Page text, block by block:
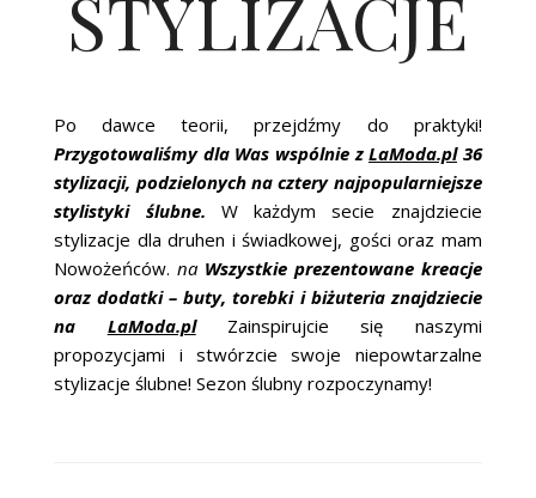
STYLIZACJE
Po dawce teorii, przejdźmy do praktyki!
Przygotowaliśmy dla Was wspólnie zLaModa.pl36
stylizacji, podzielonych na cztery najpopularniejsze
stylistyki ślubne. W każdym secie znajdziecie
stylizacje dla druhen i świadkowej, gości oraz mam
Nowożeńców.na Wszystkie prezentowane kreacje
oraz dodatki – buty, torebki i biżuteria znajdziecie
na LaModa.pl
Zainspirujcie się naszymi
propozycjami i stwórzcie swoje niepowtarzalne
stylizacje ślubne! Sezon ślubny rozpoczynamy!